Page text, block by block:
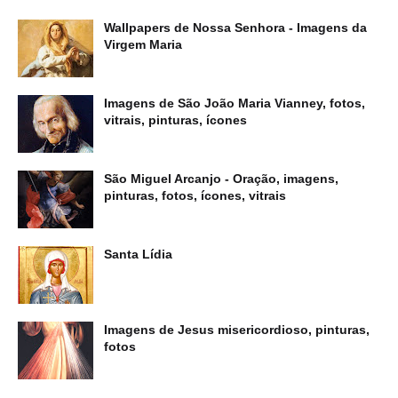
Wallpapers de Nossa Senhora - Imagens da
Virgem Maria
Imagens de São João Maria Vianney, fotos,
vitrais, pinturas, ícones
São Miguel Arcanjo - Oração, imagens,
pinturas, fotos, ícones, vitrais
Santa Lídia
Imagens de Jesus misericordioso, pinturas,
fotos